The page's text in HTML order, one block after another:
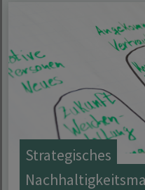
Strategisches